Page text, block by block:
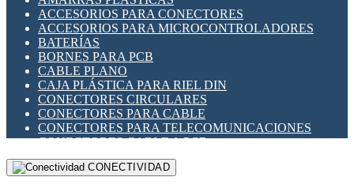
INDICADORES PARA PANEL
INTERFACES DE RELÉ
INTERRUPTORES FIN DE CARRERA
LLAVES CONMUTADORAS
MEDIDORES DE ENERGÍA Y TC'S DE CORRIENTE
MOTORES PASO A PASO
PANTALLAS HMI
PLC -CONTROLADORES LÓGICO PROGRAMABLES
PROGRAMADORES DE HORARIO
RELÉS DE PROTECCIÓN
SENSORES CAPACITIVOS
ACCESORIOS PARA CONECTORES
ACCESORIOS PARA MICROCONTROLADORES
BATERÍAS
BORNES PARA PCB
CABLE PLANO
CAJA PLÁSTICA PARA RIEL DIN
CONECTORES CIRCULARES
CONECTORES PARA CABLE
CONECTORES PARA TELECOMUNICACIONES
CONECTORES CABLE A PCB
CONECTORES PCB A CABLE
DIP SWITCHESCONECTIVIDAD